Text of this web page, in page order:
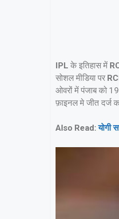
IPL के इतिहास में
सोशल मीडिया पर
ओवरों में पंजाब को
फ़ाइनल मे जीत दर्ज
Also Read:योगी